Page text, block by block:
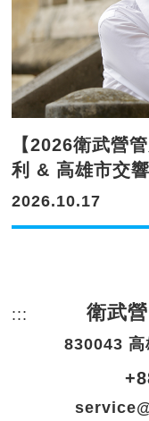
【2026衛武營
利 & 高雄市交
2026.10.17
::: 頁尾網站資訊。
衛武
830043 高